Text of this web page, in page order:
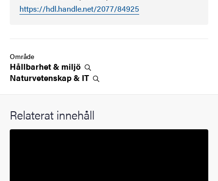
https://hdl.handle.net/2077/84925
Område
Hållbarhet & miljö
Naturvetenskap & IT
Relaterat innehåll